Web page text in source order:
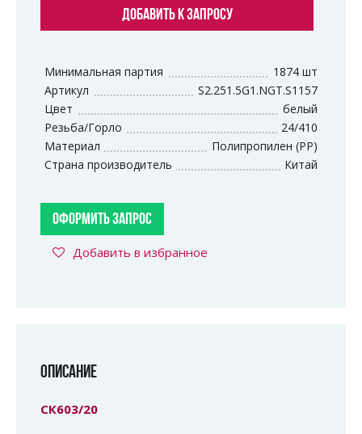
ДОБАВИТЬ К ЗАПРОСУ
Минимальная партия
1874 шт
Артикул
S2.251.5G1.NGT.S1157
Цвет
белый
Резьба/Горло
24/410
Материал
Полипропилен (PP)
Страна производитель
Китай
ОФОРМИТЬ ЗАПРОС
Добавить в избранное
ОПИСАНИЕ
СК603/20